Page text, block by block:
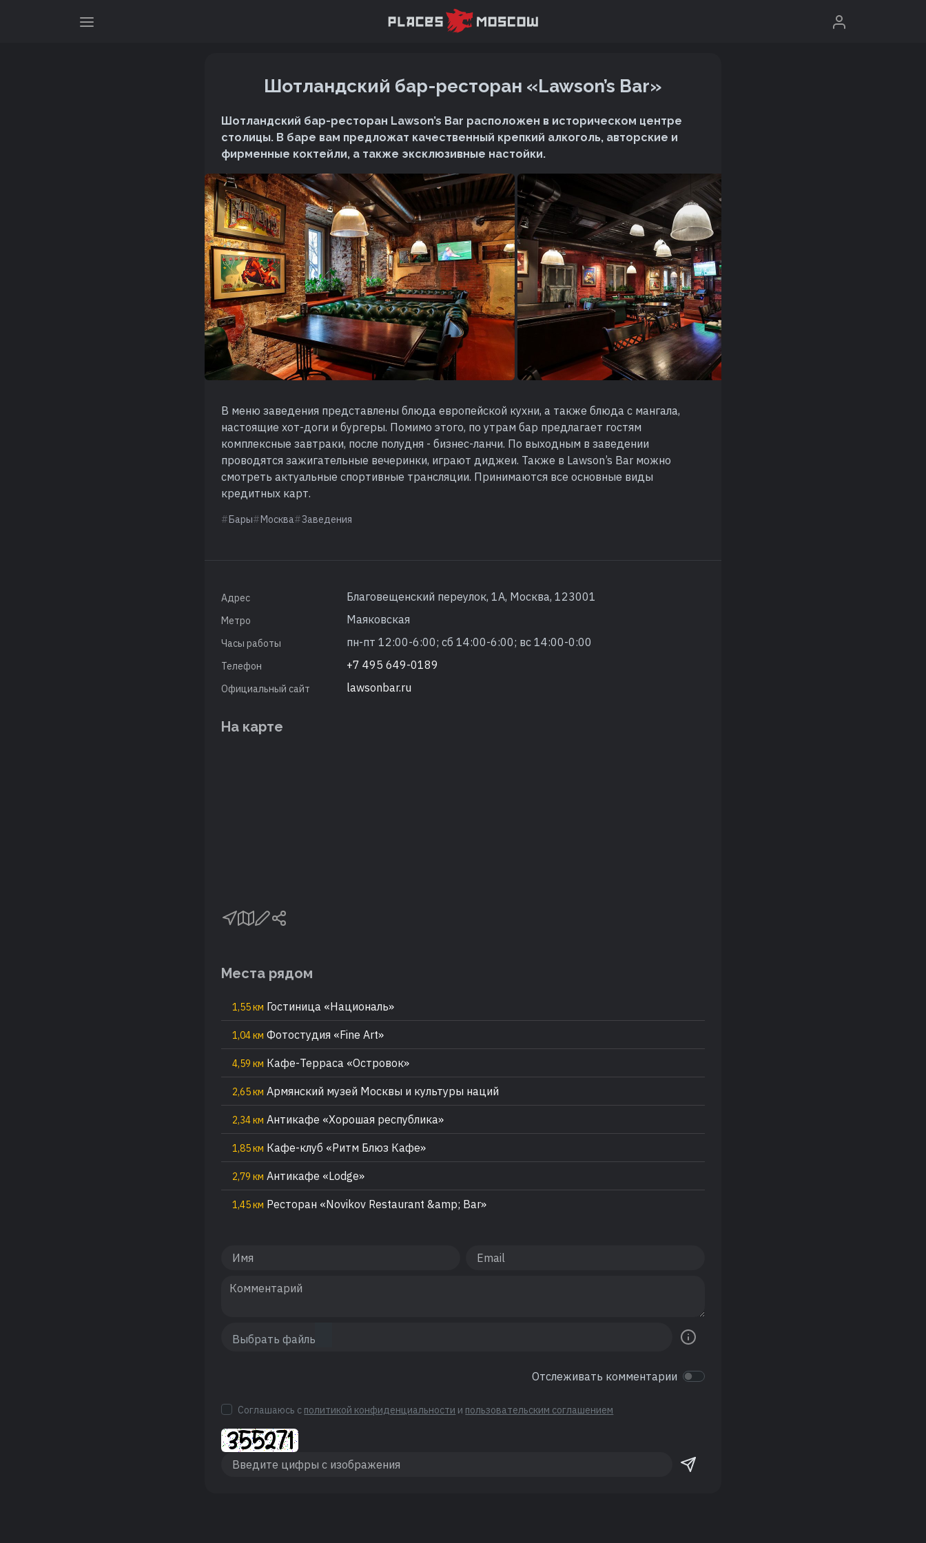
Шотландский бар-ресторан «Lawson’s Bar»
Шотландский бар-ресторан Lawson’s Bar расположен в историческом центре
столицы. В баре вам предложат качественный крепкий алкоголь, авторские и
фирменные коктейли, а также эксклюзивные настойки.
В меню заведения представлены блюда европейской кухни, а также блюда с мангала,
настоящие хот-доги и бургеры. Помимо этого, по утрам бар предлагает гостям
комплексные завтраки, после полудня - бизнес-ланчи. По выходным в заведении
проводятся зажигательные вечеринки, играют диджеи. Также в Lawson’s Bar можно
смотреть актуальные спортивные трансляции. Принимаются все основные виды
кредитных карт.
Бары Москва Заведения
Адрес Благовещенский переулок, 1А, Москва, 123001
Метро Маяковская
Часы работы пн-пт 12:00-6:00; сб 14:00-6:00; вс 14:00-0:00
Телефон +7 495 649-0189
Официальный сайт lawsonbar.ru
На карте
Места рядом
1,55 км Гостиница «Националь»
1,04 км Фотостудия «Fine Art»
4,59 км Кафе-Терраса «Островок»
2,65 км Армянский музей Москвы и культуры наций
2,34 км Антикафе «Хорошая республика»
1,85 км Кафе-клуб «Ритм Блюз Кафе»
2,79 км Антикафе «Lodge»
1,45 км Ресторан «Novikov Restaurant &amp; Bar»
Отслеживать комментарии
Соглашаюсь с политикой конфиденциальности и пользовательским соглашением